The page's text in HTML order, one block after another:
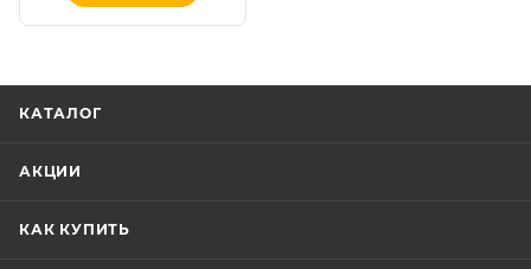
КАТАЛОГ
АКЦИИ
КАК КУПИТЬ